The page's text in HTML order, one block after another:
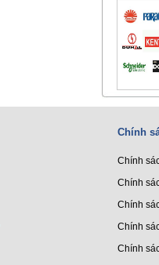
Chính
Chính
Chính
Chính
Chính
Chính